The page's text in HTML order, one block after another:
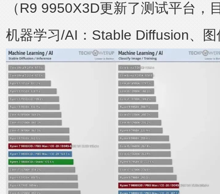
（R9 9950X3D更新了测试平台，
机器学习/AI： Stable Diffusion、